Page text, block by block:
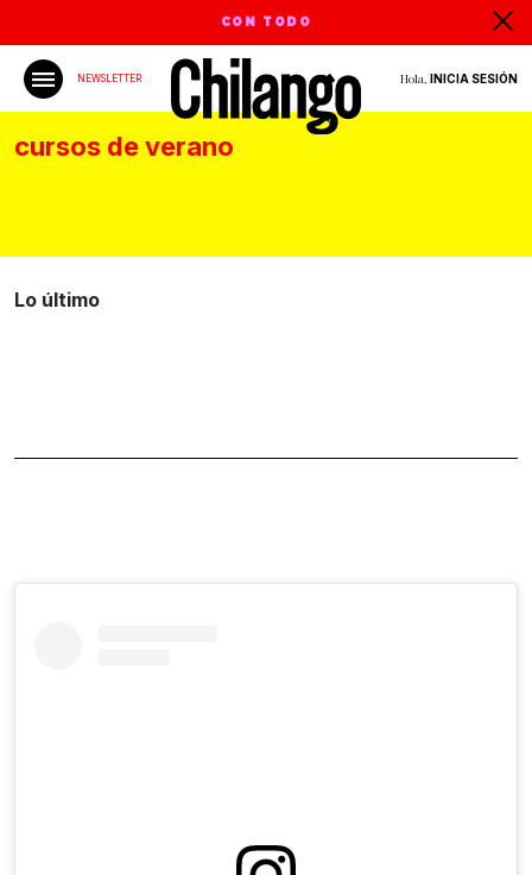
CON TODO
NEWSLETTER Hola, INICIA SESIÓN
cursos de verano
Lo último